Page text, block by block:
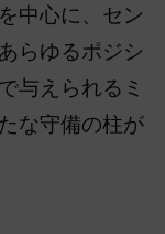
中心に、セン
らゆるポジシ
与えられるミ
な守備の柱が